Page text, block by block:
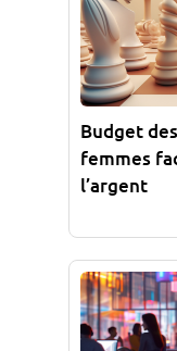
Budget
femmes
l’argent